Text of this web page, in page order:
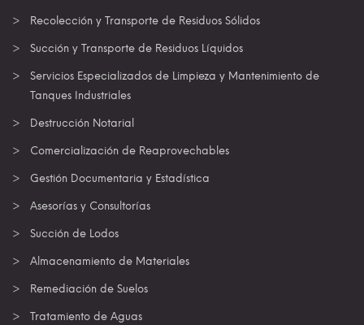
Recolección y Transporte de Residuos Sólidos
Succión y Transporte de Residuos Líquidos
Servicios Especializados de Limpieza y Mantenimiento de
Tanques Industriales
Destrucción Notarial
Comercialización de Reaprovechables
Gestión Documentaria y Estadística
Asesorías y Consultorías
Succión de Lodos
Almacenamiento de Materiales
Remediación de Suelos
Tratamiento de Aguas